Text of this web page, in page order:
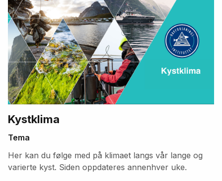
Kystklima
Tema
Her kan du følge med på klimaet langs vår lange og
varierte kyst. Siden oppdateres annenhver uke.